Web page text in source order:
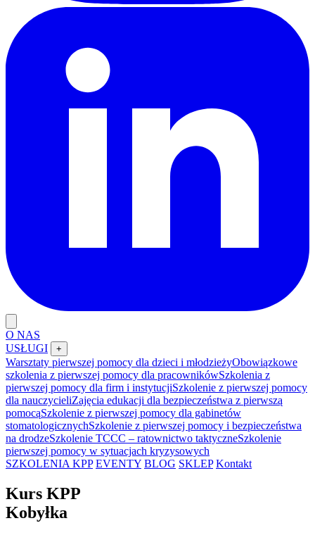
O NAS
USŁUGI
+
Warsztaty pierwszej pomocy dla dzieci i młodzieżyObowiązkowe
szkolenia z pierwszej pomocy dla pracownikówSzkolenia z
pierwszej pomocy dla firm i instytucjiSzkolenie z pierwszej pomocy
dla nauczycieliZajęcia edukacji dla bezpieczeństwa z pierwszą
pomocąSzkolenie z pierwszej pomocy dla gabinetów
stomatologicznychSzkolenie z pierwszej pomocy i bezpieczeństwa
na drodzeSzkolenie TCCC – ratownictwo taktyczneSzkolenie
pierwszej pomocy w sytuacjach kryzysowych
SZKOLENIA KPP EVENTY BLOG SKLEP Kontakt
Kurs KPP
Kobyłka